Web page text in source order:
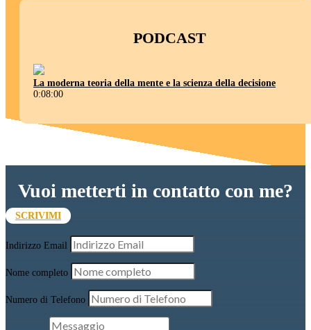
PODCAST
La moderna teoria della mente e la scienza della decisione
0:08:00
Vuoi metterti in contatto con me?
SCRIVIMI
Indirizzo Email
Nome completo
Numero di Telefono